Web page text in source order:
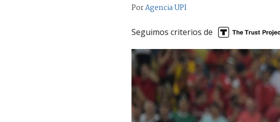
PorAgencia UPI
Seguimos criterios de